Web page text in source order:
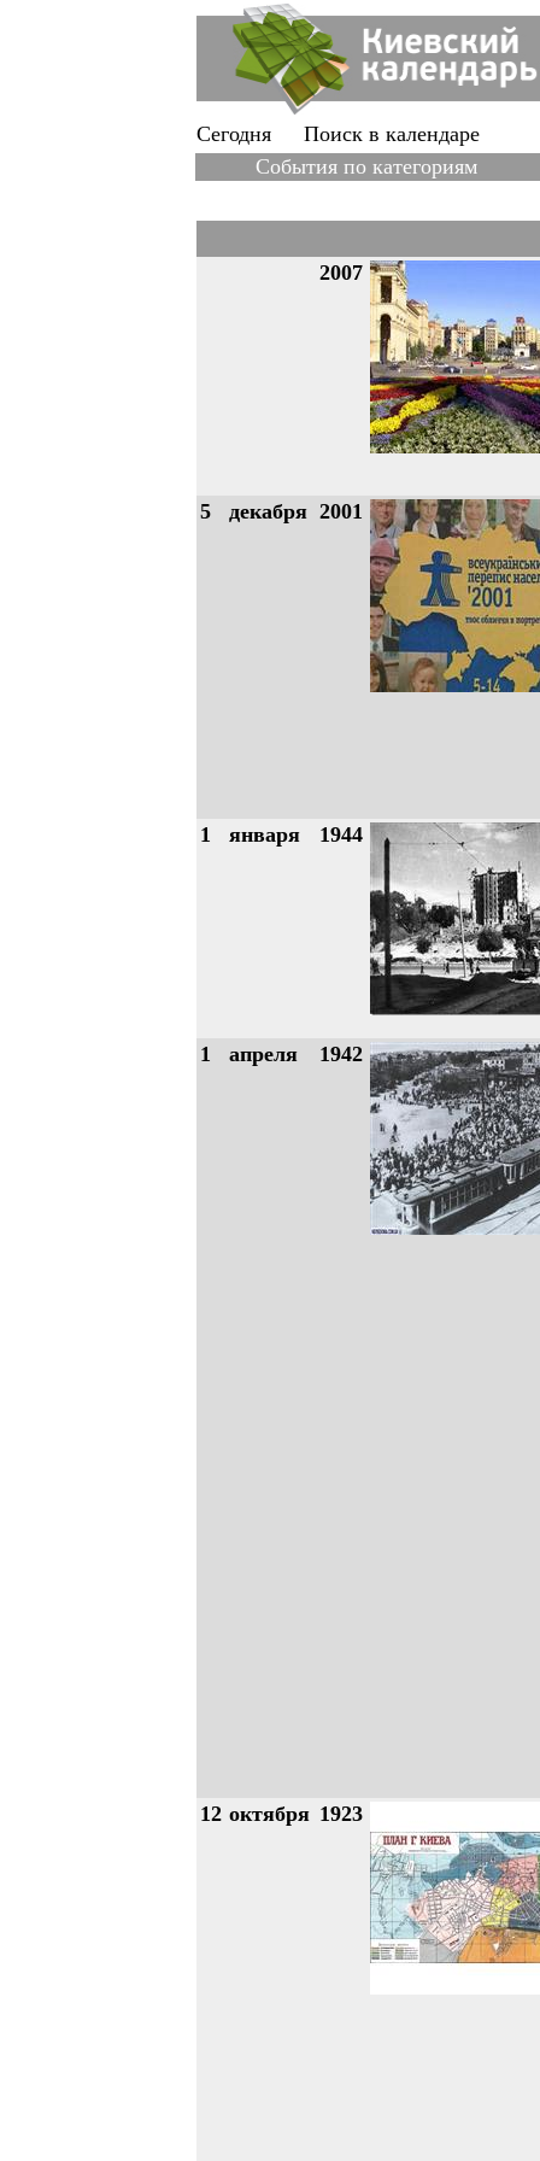
Сегодня
Поиск в календаре
События по категориям
2007
5 декабря 2001
1 января 1944
1 апреля 1942
12 октября 1923